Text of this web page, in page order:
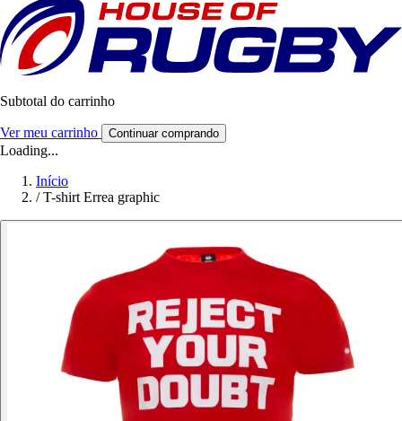
Subtotal do carrinho
Ver meu carrinho Continuar comprando
Loading...
Início
/ T-shirt Errea graphic